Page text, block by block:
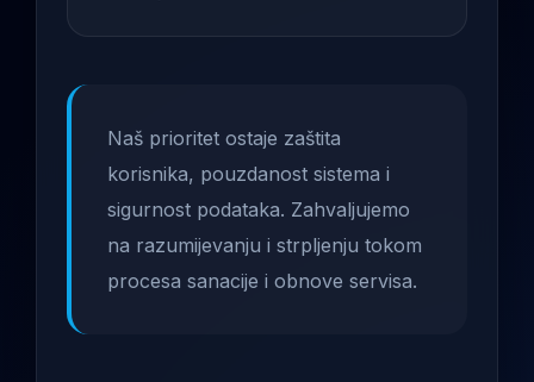
Naš prioritet ostaje zaštita
korisnika, pouzdanost sistema i
sigurnost podataka. Zahvaljujemo
na razumijevanju i strpljenju tokom
procesa sanacije i obnove servisa.